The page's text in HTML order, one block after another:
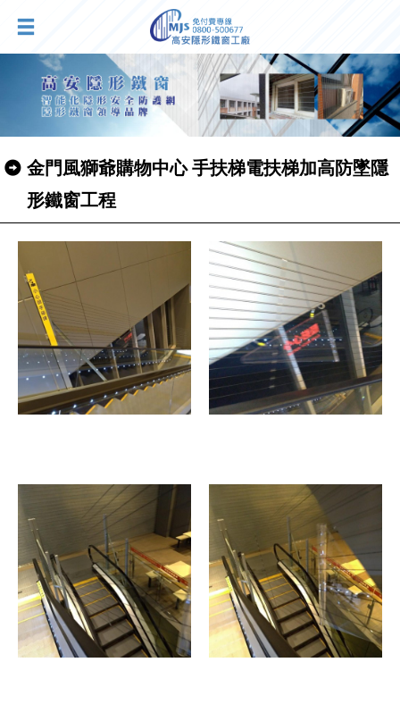
金門風獅爺購物中心 手扶梯電扶梯加高防墜隱
形鐵窗工程